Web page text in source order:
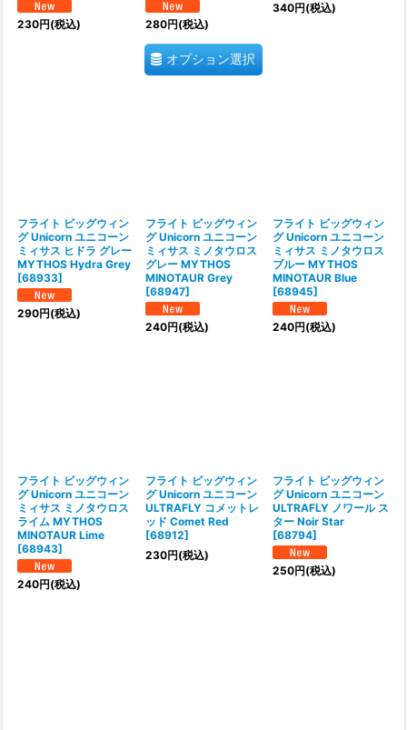
230円(税込) 280円(税込)
オプション選択
340円(税込)
フライト ビッグウィン
グ Unicorn ユニコーン
ミィサス ヒドラ グレー
MYTHOS Hydra Grey
[68933]
290円(税込)
フライト ビッグウィン
グ Unicorn ユニコーン
ミィサス ミノタウロス
グレー MYTHOS
MINOTAUR Grey
[68947]
240円(税込)
フライト ビッグウィン
グ Unicorn ユニコーン
ミィサス ミノタウロス
ブルー MYTHOS
MINOTAUR Blue
[68945]
240円(税込)
フライト ビッグウィン
グ Unicorn ユニコーン
ミィサス ミノタウロス
ライム MYTHOS
MINOTAUR Lime
[68943]
240円(税込)
フライト ビッグウィン
グ Unicorn ユニコーン
ULTRAFLY コメットレ
ッド Comet Red
[68912]
230円(税込)
フライト ビッグウィン
グ Unicorn ユニコーン
ULTRAFLY ノワール ス
ター Noir Star
[68794]
250円(税込)